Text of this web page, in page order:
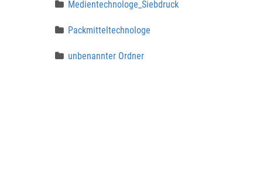
Medientechnologe_Siebdruck
Packmitteltechnologe
unbenannter Ordner